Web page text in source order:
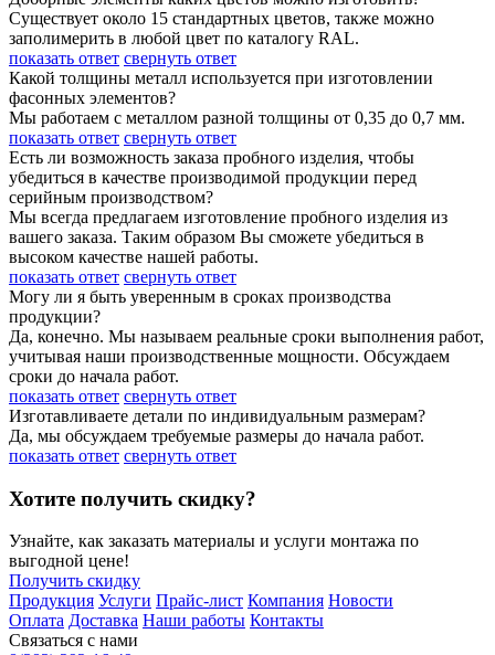
Существует около 15 стандартных цветов, также можно
заполимерить в любой цвет по каталогу RAL.
показать ответ свернуть ответ
Какой толщины металл используется при изготовлении
фасонных элементов?
Мы работаем с металлом разной толщины от 0,35 до 0,7 мм.
показать ответ свернуть ответ
Есть ли возможность заказа пробного изделия, чтобы
убедиться в качестве производимой продукции перед
серийным производством?
Мы всегда предлагаем изготовление пробного изделия из
вашего заказа. Таким образом Вы сможете убедиться в
высоком качестве нашей работы.
показать ответ свернуть ответ
Могу ли я быть уверенным в сроках производства
продукции?
Да, конечно. Мы называем реальные сроки выполнения работ,
учитывая наши производственные мощности. Обсуждаем
сроки до начала работ.
показать ответ свернуть ответ
Изготавливаете детали по индивидуальным размерам?
Да, мы обсуждаем требуемые размеры до начала работ.
показать ответ свернуть ответ
Хотите получить скидку?
Узнайте, как заказать материалы и услуги монтажа по
выгодной цене!
Получить скидку
Продукция Услуги Прайс-лист Компания Новости
Оплата Доставка Наши работы Контакты
Связаться с нами